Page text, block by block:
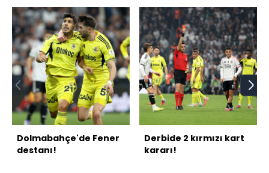
Dolmabahçe'de Fener
destanı!
Derbide 2 kırmızı kart
kararı!